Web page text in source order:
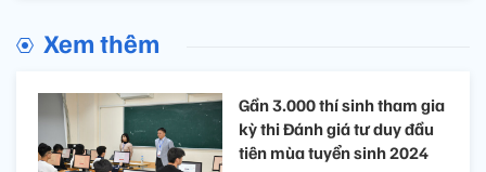
Xem thêm
Gần 3.000 thí sinh tham gia
kỳ thi Đánh giá tư duy đầu
tiên mùa tuyển sinh 2024